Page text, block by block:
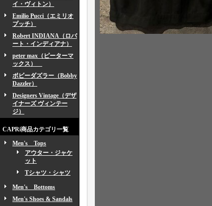
イ・ヴィトン）
Emilio Pucci（エミリオ
プッチ）
Robert INDIANA（ロバ
ート・インディアナ）
peter max（ピーターマ
ックス）
ボビーダズラー（Bobby
Dazzler）
Designers Vintage（デザ
イナーズ ヴィンテー
ジ）
CAPRi商品カテゴリ一覧
Men's Tops
アウター・ジャケ
ット
Tシャツ・シャツ
Men's Bottoms
Men's Shoes & Sandals